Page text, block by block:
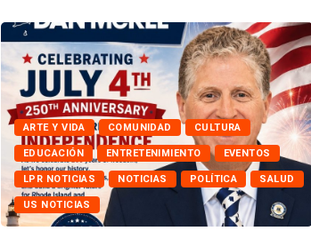
ARTE Y VIDA COMUNIDAD CULTURA
EDUCACIÓN ENTRETENIMIENTO EVENTOS
LPR NOTICIAS NOTICIAS POLÍTICA SALUD
US NOTICIAS